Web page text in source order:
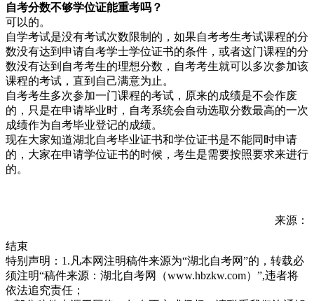
自考分数不够学位证能重考吗？
可以的。
自学考试是没有考试次数限制的，如果自考考生考试课程的分
数没有达到申请自考学士学位证书的条件，或者这门课程的分
数没有达到自考考生的理想分数，自考考生就可以多次参加该
课程的考试，直到自己满意为止。
自考考生多次参加一门课程的考试，原来的成绩是不会作废
的，只是在申请毕业时，自考系统会自动选取分数最高的一次
成绩作为自考毕业登记的成绩。
现在大家知道湖北自考毕业证书和学位证书是不能同时申请
的，大家在申请学位证书的时候，考生是需要按照要求来进行
的。
来源：
结束
特别声明：1.凡本网注明稿件来源为“湖北自考网”的，转载必
须注明“稿件来源：湖北自考网（www.hbzkw.com）”,违者将
依法追究责任；